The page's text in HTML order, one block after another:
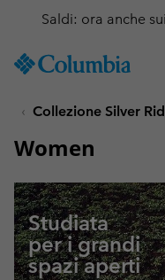
TO
SKIP
MAIN
SKIP
TO
SEARCH
Ottieni il
Collezione Silver
Women
Studiata
per i grandi
spazi aperti